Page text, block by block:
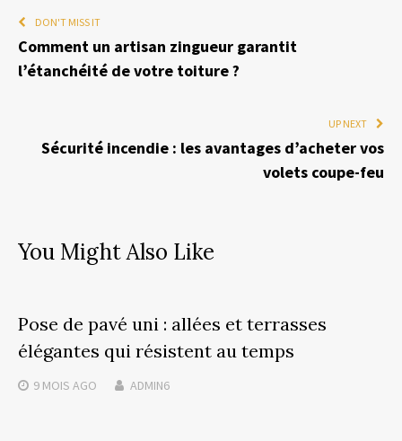
DON'T MISS IT
Comment un artisan zingueur garantit
l’étanchéité de votre toiture ?
UP NEXT
Sécurité incendie : les avantages d’acheter vos
volets coupe-feu
You Might Also Like
Pose de pavé uni : allées et terrasses
élégantes qui résistent au temps
9 MOIS AGO ADMIN6